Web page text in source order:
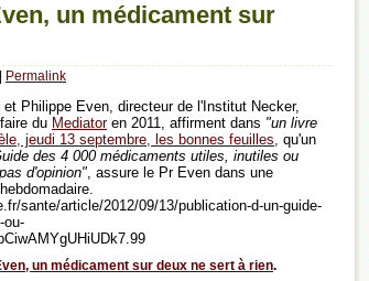
un médicament sur
| Permalink
et Philippe Even, directeur de l'Institut Necker,
du Mediatoren 2011, affirment dans "un livre
jeudi 13 septembre, les bonnes feuilles, qu'un
des 4 000 médicaments utiles, inutiles ou
d'opinion", assure le Pr Even dans une
sante/article/2012/09/13/publication-d-un-guide-
ou-
un médicament sur deux ne sert à rien.